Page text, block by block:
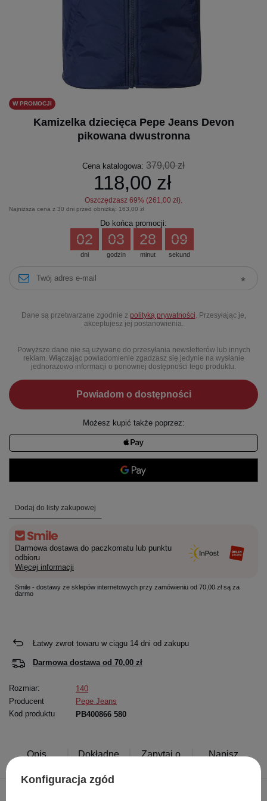
W PROMOCJI
Kamizelka dziecięca Pepe Jeans Devon
pikowana dwustronna
Cena katalogowa: 379,00 zł
118,00 zł
Oszczędzasz 69% (261,00 zł).
Najniższa cena z 30 dni przed obniżką: 163,00 zł
Do końca promocji:
dni
02
godzin
03
minut
28
sekund
08
Dane są przetwarzane zgodnie z polityką prywatności . Przesyłając je,
akceptujesz jej postanowienia.
Powyższe dane nie są używane do przesyłania newsletterów lub innych
reklam. Włączając powiadomienie zgadzasz się jedynie na wysłanie
jednorazowo informacji o ponownej dostępności tego produktu.
Powiadom o dostępności
Możesz kupić także poprzez:
Dodaj do listy zakupowej
Darmowa dostawa do paczkomatu lub punktu
odbioru
Więcej informacji
Smile - dostawy ze sklepów internetowych przy zamówieniu od 70,00 zł są za
darmo
Łatwy zwrot towaru w ciągu 14 dni od zakupu
Darmowa dostawa od 70,00 zł
Rozmiar:
140
Producent
Pepe Jeans
Kod produktu
PB400866 580
Opis
Dokładne
Zapytaj o
Napisz
Konfiguracja zgód